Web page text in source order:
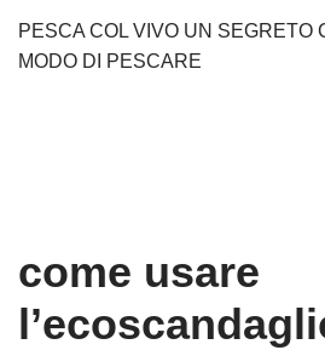
PESCA COL VIVO UN SEGRETO
MODO DI PESCARE
come usare